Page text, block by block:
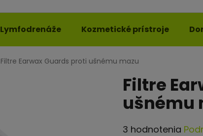
Lymfodrenáže Kozmetické prístroje
Filtre Earwax Guards proti ušnému mazu
Filtre
ušnému
Priemerné
3 hodnotenia